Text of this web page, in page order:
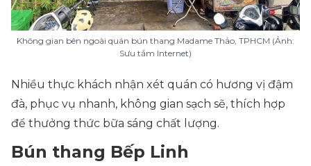
Không gian bên ngoài quán bún thang Madame Thảo, TPHCM (Ảnh:
Sưu tầm Internet)
Nhiều thực khách nhận xét quán có hương vị đậm
đà, phục vụ nhanh, không gian sạch sẽ, thích hợp
để thưởng thức bữa sáng chất lượng.
Bún thang Bếp Linh